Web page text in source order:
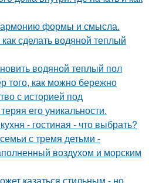
формы и смысла.
сделать водяной теплый
водяной теплый пол
того, как можно бережно
с историей под
его уникальности.
- гостиная - что выбрать?
с тремя детьми -
воздухом и морским